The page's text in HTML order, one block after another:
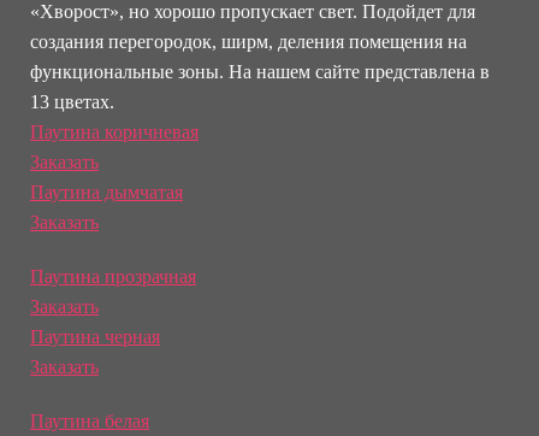
«Хворост», но хорошо пропускает свет. Подойдет для
создания перегородок, ширм, деления помещения на
функциональные зоны. На нашем сайте представлена в
13 цветах.
Паутина коричневая
Заказать
Паутина дымчатая
Заказать
Паутина прозрачная
Заказать
Паутина черная
Заказать
Паутина белая